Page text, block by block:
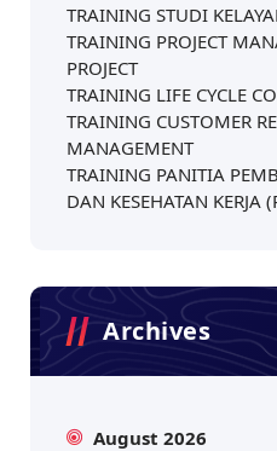
TRAINING STUDI
TRAINING PROJECT
PROJECT
TRAINING LIFE CYCLE
TRAINING CUSTOMER
MANAGEMENT
TRAINING PANITIA
DAN KESEHATAN KERJA
Archives
August 2026